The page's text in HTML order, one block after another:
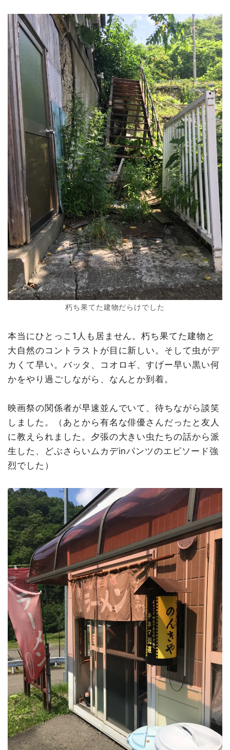
朽ち果てた建物だらけでした
本当にひとっこ1人も居ません。朽ち果てた建物と
大自然のコントラストが目に新しい。そして虫がデ
カくて早い。バッタ、コオロギ、すげー早い黒い何
かをやり過ごしながら、なんとか到着。
映画祭の関係者が早速並んでいて、待ちながら談笑
しました。（あとから有名な俳優さんだったと友人
に教えられました。夕張の大きい虫たちの話から派
生した、どぶさらいムカデinパンツのエピソード強
烈でした）